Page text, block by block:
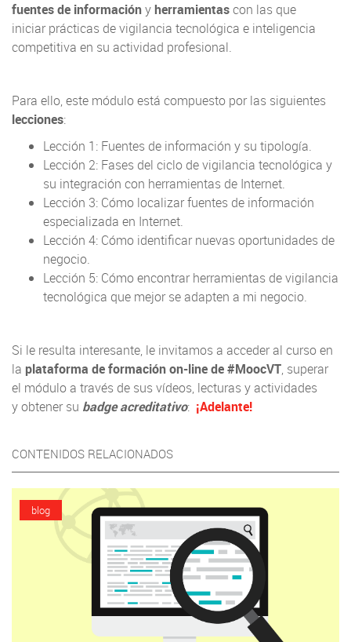
fuentes de informaciónyherramientascon las que
iniciar prácticas de vigilancia tecnológica e inteligencia
competitiva en su actividad profesional.
Para ello, este módulo está compuesto por las siguientes
lecciones:
Lección 1: Fuentes de información y su tipología.
Lección 2: Fases del ciclo de vigilancia tecnológica y
su integración con herramientas de Internet.
Lección 3: Cómo localizar fuentes de información
especializada en Internet.
Lección 4: Cómo identificar nuevas oportunidades de
negocio.
Lección 5: Cómo encontrar herramientas de vigilancia
tecnológica que mejor se adapten a mi negocio.
Si le resulta interesante, le invitamos a acceder al curso en
la plataforma de formación on-line de #MoocVT, superar
el módulo a través de sus vídeos, lecturas y actividades
y obtener su badge acreditativo: ¡Adelante!
CONTENIDOS RELACIONADOS
blog